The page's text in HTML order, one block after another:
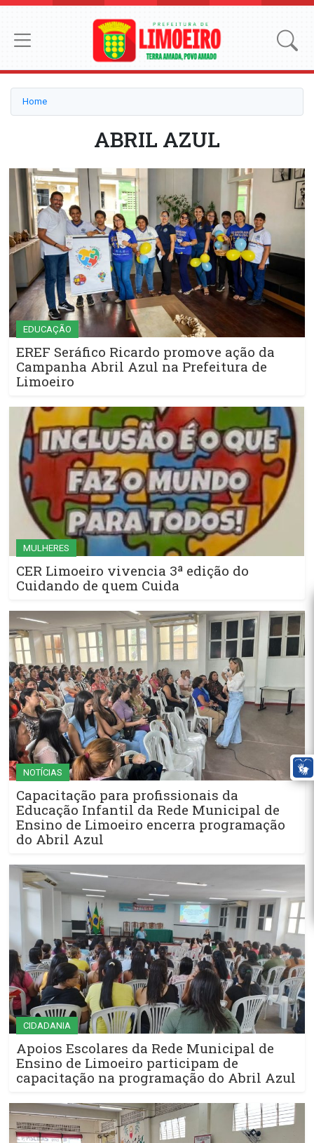
Home
ABRIL AZUL
EDUCAÇÃO
EREF Seráfico Ricardo promove ação da
Campanha Abril Azul na Prefeitura de
Limoeiro
MULHERES
CER Limoeiro vivencia 3ª edição do
Cuidando de quem Cuida
NOTÍCIAS
Capacitação para profissionais da
Educação Infantil da Rede Municipal de
Ensino de Limoeiro encerra programação
do Abril Azul
CIDADANIA
Apoios Escolares da Rede Municipal de
Ensino de Limoeiro participam de
capacitação na programação do Abril Azul